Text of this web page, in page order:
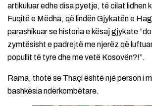
artikuluar edhe disa pyetje, të cilat lidhen
Fuqitë e Mëdha, që lindën Gjykatën e
parashikuar se historia e kësaj gjykate
zymtësisht e padrejtë me njerëz që
popullit të tyre dhe me vetë Kosovën?!”.
Rama, thotë se Thaçi është një person i
bashkësia ndërkombëtare.